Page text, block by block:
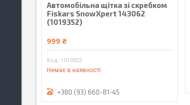
Автомобільна щітка зі скребком
Fiskars SnowXpert 143062
(1019352)
999 ₴
1019352
Немає в наявності
+380 (93) 660-81-45